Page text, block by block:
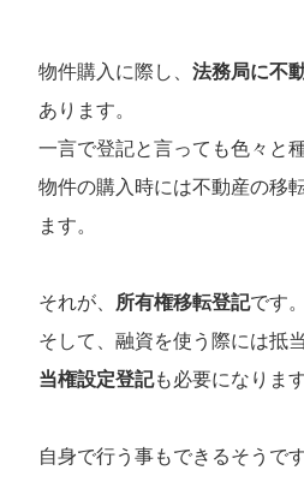
物件購入に際し、 法務局に不
あります。
一言で登記と言っても色々と
物件の購入時には不動産の移
ます。
それが、 所有権移転登記です。
そして、融資を使う際には抵
当権設定登記も必要になります
自身で行う事もできるそうです